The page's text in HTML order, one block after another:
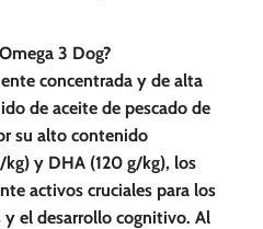
3 Dog?
concentrada y de alta
de aceite de pescado de
su alto contenido
y DHA (120 g/kg), los
activos cruciales para los
el desarrollo cognitivo. Al